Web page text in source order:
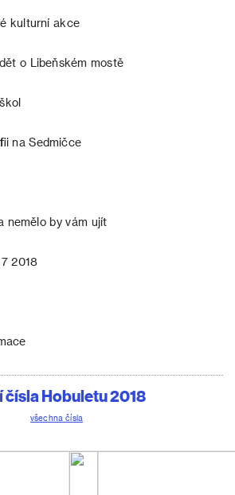
kulturní akce
o Libeňském mostě
na Sedmičce
nemělo by vám ujít
2018
čísla Hobuletu 2018
všechna čísla